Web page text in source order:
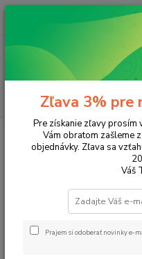
Tonery a náplne do tlačiarní
i-Sensys MF
Zľava 3% pre
Pre získanie zľavy prosím
Vám obratom zašleme
objednávky. Zľava sa
Váš
Prajem si odoberať novinky e-